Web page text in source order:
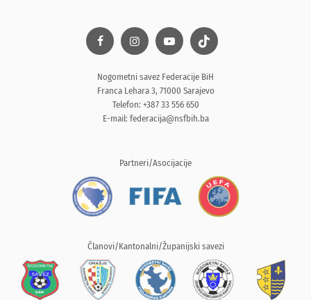
Nogometni savez Federacije BiH
Franca Lehara 3, 71000 Sarajevo
Telefon: +387 33 556 650
E-mail: federacija@nsfbih.ba
Partneri/Asocijacije
Članovi/Kantonalni/Županijski savezi